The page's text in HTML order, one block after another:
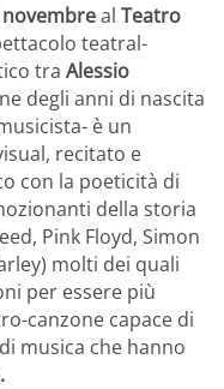
al Teatro
teatral-
tra Alessio
degli anni di nascita
è un
recitato e
con la poeticità di
della storia
Pink Floyd, Simon
molti dei quali
per essere più
canzone capace di
musica che hanno